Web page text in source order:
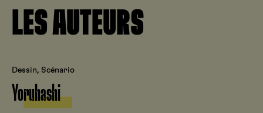
LES AUTEURS
Dessin, Scénario
Yoruhashi